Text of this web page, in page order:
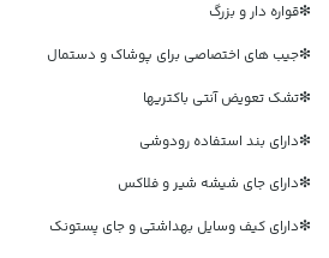
❇قواره دار و بزرگ
❇جیب های اختصاصی برای پوشاک و دستمال
❇تشک تعویض آنتی باکتریها
❇دارای بند استفاده رودوشی
❇دارای جای شیشه شیر و فلاکس
❇دارای کیف وسایل بهداشتی و جای پستونک